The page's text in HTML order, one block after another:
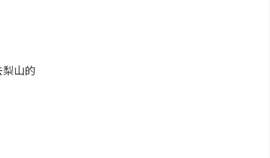
山的